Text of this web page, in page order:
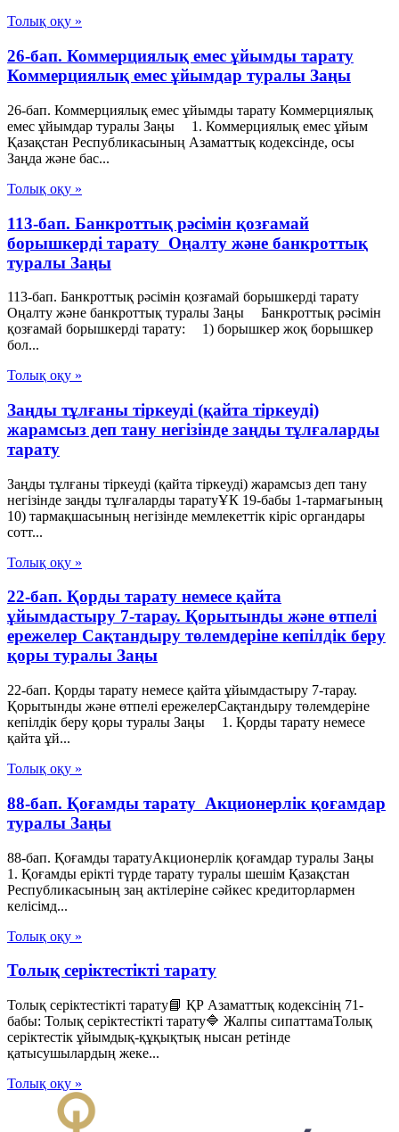
Толық оқу »
26-бап. Коммерциялық емес ұйымды тарату
Коммерциялық емес ұйымдар туралы Заңы
26-бап. Коммерциялық емес ұйымды тарату Коммерциялық
емес ұйымдар туралы Заңы 1. Коммерциялық емес ұйым
Қазақстан Республикасының Азаматтық кодексiнде, осы
Заңда және бас...
Толық оқу »
113-бап. Банкроттық рәсімін қозғамай
борышкерді тарату Оңалту және банкроттық
туралы Заңы
113-бап. Банкроттық рәсімін қозғамай борышкерді тарату
Оңалту және банкроттық туралы Заңы Банкроттық рәсімін
қозғамай борышкерді тарату: 1) борышкер жоқ борышкер
бол...
Толық оқу »
Заңды тұлғаны тіркеуді (қайта тіркеуді)
жарамсыз деп тану негізінде заңды тұлғаларды
тарату
Заңды тұлғаны тіркеуді (қайта тіркеуді) жарамсыз деп тану
негізінде заңды тұлғаларды таратуҰК 19-бабы 1-тармағының
10) тармақшасының негізінде мемлекеттік кіріс органдары
сотт...
Толық оқу »
22-бап. Қорды тарату немесе қайта
ұйымдастыру 7-тарау. Қорытынды және өтпелі
ережелер Сақтандыру төлемдеріне кепілдік беру
қоры туралы Заңы
22-бап. Қорды тарату немесе қайта ұйымдастыру 7-тарау.
Қорытынды және өтпелі ережелерСақтандыру төлемдеріне
кепілдік беру қоры туралы Заңы 1. Қорды тарату немесе
қайта ұй...
Толық оқу »
88-бап. Қоғамды тарату Акционерлік қоғамдар
туралы Заңы
88-бап. Қоғамды таратуАкционерлік қоғамдар туралы Заңы
1. Қоғамды ерікті түрде тарату туралы шешім Қазақстан
Республикасының заң актілеріне сәйкес кредиторлармен
келісімд...
Толық оқу »
Толық серіктестікті тарату
Толық серіктестікті тарату📘 ҚР Азаматтық кодексінің 71-
бабы: Толық серіктестікті тарату🔷 Жалпы сипаттамаТолық
серіктестік ұйымдық-құқықтық нысан ретінде
қатысушылардың жеке...
Толық оқу »